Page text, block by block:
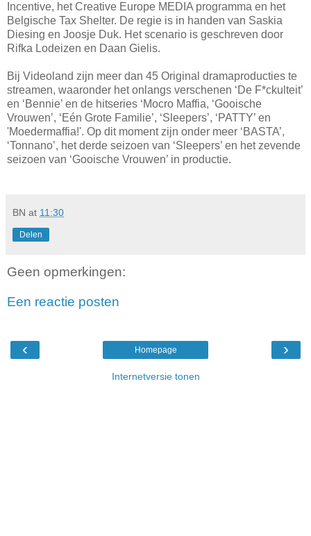
Incentive, het Creative Europe MEDIA programma en het
Belgische Tax Shelter. De regie is in handen van Saskia
Diesing en Joosje Duk. Het scenario is geschreven door
Rifka Lodeizen en Daan Gielis.
Bij Videoland zijn meer dan 45 Original dramaproducties te
streamen, waaronder het onlangs verschenen ‘De F*ckulteit’
en ‘Bennie’ en de hitseries ‘Mocro Maffia, ‘Gooische
Vrouwen’, ‘Eén Grote Familie’, ‘Sleepers’, ‘PATTY’ en
'Moedermaffia!'. Op dit moment zijn onder meer ‘BASTA’,
‘Tonnano’, het derde seizoen van ‘Sleepers’ en het zevende
seizoen van ‘Gooische Vrouwen’ in productie.
BN at 11:30
Delen
Geen opmerkingen:
Een reactie posten
‹ ›
Homepage
Internetversie tonen